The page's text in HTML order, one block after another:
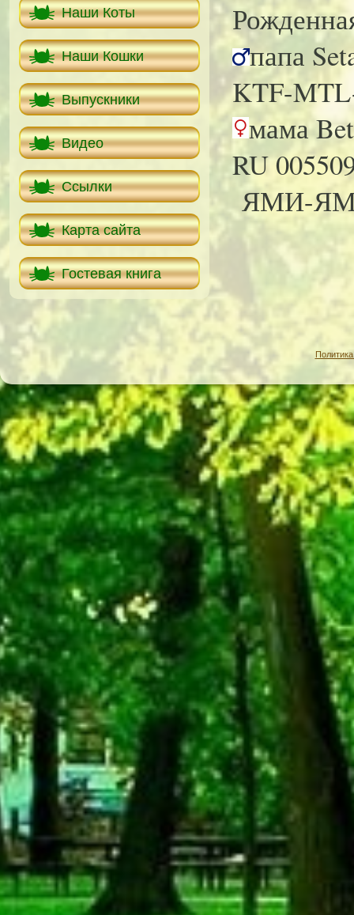
Наши Коты
Наши Кошки
Выпускники
Видео
Ссылки
Карта сайта
Гостевая книга
папа
KTF-
мама
RU
ЯМИ-ЯМИ